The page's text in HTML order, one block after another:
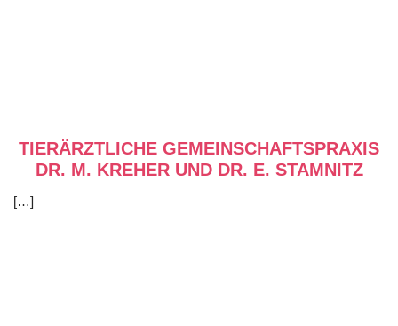
TIERÄRZTLICHE GEMEINSCHAFTSPRAXIS
DR. M. KREHER UND DR. E. STAMNITZ
[…]